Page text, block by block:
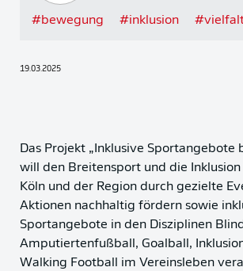
#bewegung #inklusion #
19.03.2025
Das Projekt „Inklusive Sportangebote
will den Breitensport und die Inklusion
Köln und der Region durch gezielte
Aktionen nachhaltig fördern sowie
Sportangebote in den Disziplinen
Amputiertenfußball, Goalball,
Walking Football im Vereinsleben